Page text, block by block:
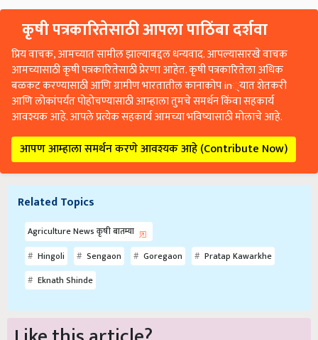
कृषी पत्रकारितेसाठी आपला पाठिंबा दर्शवा
प्रिय वाचक, आमच्यात सामील झाल्याबद्दल धन्यवाद. आपल्यासारखे वाचक
आमच्यासाठी कृषी पत्रकारितेसाठी प्रेरणा आहेत. कृषी पत्रकारितेला अधिक
बळकट करण्यासाठी आणि ग्रामीण भारतातील कानाकोप in्यात शेतकरी
आणि लोकांपर्यंत पोहोचण्यासाठी आम्हाला तुमचे समर्थन किंवा सहकार्य
आवश्यक आहे. आपले प्रत्येक सहकार्य आमच्या भविष्यासाठी मोलाचे आहे.
आपण आम्हाला समर्थन करणे आवश्यक आहे (Contribute Now)
Related Topics
Agriculture News कृषी बातम्या
Hingoli
Sengaon Goregaon
Pratap Kawarkhe
Eknath Shinde